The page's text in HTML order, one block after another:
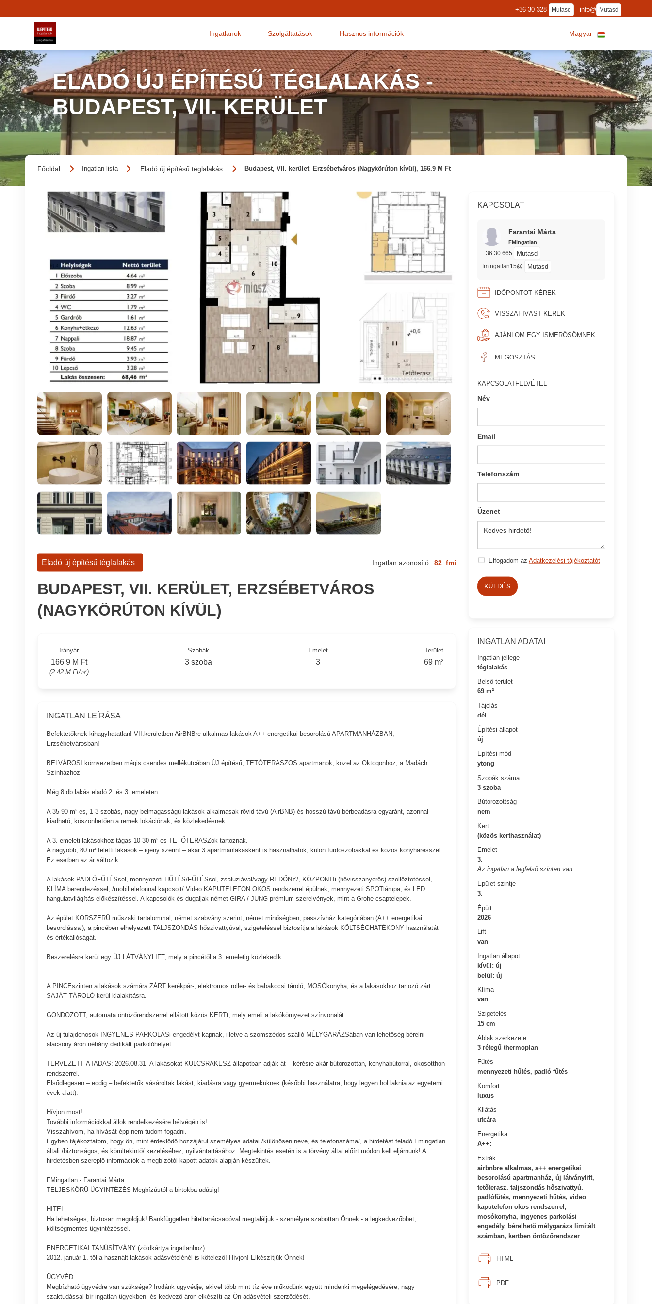
+36-30-328- Mutasd info@ Mutasd
Ingatlanok Szolgáltatások Hasznos információk Magyar
ELADÓ ÚJ ÉPÍTÉSŰ TÉGLALAKÁS -
BUDAPEST, VII. KERÜLET
Főoldal Ingatlan lista Eladó új építésű téglalakás Budapest, VII. kerület, Erzsébetváros (Nagykörúton kívül), 166.9 M Ft
KAPCSOLAT
Farantai Márta
FMingatlan
+36 30 665 Mutasd
fmingatlan15@ Mutasd
IDŐPONTOT KÉREK
VISSZAHÍVÁST KÉREK
AJÁNLOM EGY ISMERŐSÖMNEK
MEGOSZTÁS
KAPCSOLATFELVÉTEL
Név
Email
Telefonszám
Üzenet
Elfogadom az Adatkezelési tájékoztatót
KÜLDÉS
INGATLAN ADATAI
Ingatlan jellege
téglalakás
Belső terület
69 m²
Tájolás
dél
Építési állapot
új
Építési mód
ytong
Szobák száma
3 szoba
Bútorozottság
nem
Kert
(közös kerthasználat)
Emelet
3.
Az ingatlan a legfelső szinten van.
Épület szintje
3.
Épült
2026
Lift
van
Ingatlan állapot
kívül: új
belül: új
Klíma
van
Szigetelés
15 cm
Ablak szerkezete
3 rétegű thermoplan
Fűtés
mennyezeti hűtés, padló fűtés
Komfort
luxus
Kilátás
utcára
Energetika
A++:
Extrák
airbnbre alkalmas, a++ energetikai
besorolású apartmanház, új látványlift,
tetőterasz, taljszondás hőszivattyú,
padlófűtés, mennyezeti hűtés, video
kaputelefon okos rendszerrel,
mosókonyha, ingyenes parkolási
engedély, bérelhető mélygarázs limitált
számban, kertben öntözőrendszer
HTML
PDF
Eladó új építésű téglalakás Ingatlan azonosító: 82_fmi
BUDAPEST, VII. KERÜLET, ERZSÉBETVÁROS
(NAGYKÖRÚTON KÍVÜL)
Irányár
166.9 M Ft
(2.42 M Ft/㎡)
Szobák
3 szoba
Emelet
3
Terület
69 m²
INGATLAN LEÍRÁSA
Befektetőknek kihagyhatatlan! VII.kerületben AirBNBre alkalmas lakások A++ energetikai besorolású APARTMANHÁZBAN,
Erzsébetvárosban!
BELVÁROSI környezetben mégis csendes mellékutcában ÚJ építésű, TETŐTERASZOS apartmanok, közel az Oktogonhoz, a Madách
Színházhoz.
Még 8 db lakás eladó 2. és 3. emeleten.
A 35-90 m²-es, 1-3 szobás, nagy belmagasságú lakások alkalmasak rövid távú (AirBNB) és hosszú távú bérbeadásra egyaránt, azonnal
kiadható, köszönhetően a remek lokációnak, és közlekedésnek.
A 3. emeleti lakásokhoz tágas 10-30 m²-es TETŐTERASZok tartoznak.
A nagyobb, 80 m² feletti lakások – igény szerint – akár 3 apartmanlakásként is használhatók, külön fürdőszobákkal és közös konyharésszel.
Ez esetben az ár változik.
A lakások PADLÓFŰTÉSsel, mennyezeti HŰTÉS/FŰTÉSsel, zsaluziával/vagy REDŐNY/, KÖZPONTIi (hővisszanyerős) szellőztetéssel,
KLÍMA berendezéssel, /mobiltelefonnal kapcsolt/ Video KAPUTELEFON OKOS rendszerrel épülnek, mennyezeti SPOTlámpa, és LED
hangulatvilágítás előkészítéssel. A kapcsolók és dugaljak német GIRA / JUNG prémium szerelvények, mint a Grohe csaptelepek.
Az épület KORSZERŰ műszaki tartalommal, német szabvány szerint, német minőségben, passzívház kategóriában (A++ energetikai
besorolással), a pincében elhelyezett TALJSZONDÁS hőszivattyúval, szigeteléssel biztosítja a lakások KÖLTSÉGHATÉKONY használatát
és értékállóságát.
Beszerelésre kerül egy ÚJ LÁTVÁNYLIFT, mely a pincétől a 3. emeletig közlekedik.
A PINCEszinten a lakások számára ZÁRT kerékpár-, elektromos roller- és babakocsi tároló, MOSÓkonyha, és a lakásokhoz tartozó zárt
SAJÁT TÁROLÓ kerül kialakításra.
GONDOZOTT, automata öntözőrendszerrel ellátott közös KERTt, mely emeli a lakókörnyezet színvonalát.
Az új tulajdonosok INGYENES PARKOLÁSi engedélyt kapnak, illetve a szomszédos szálló MÉLYGARÁZSában van lehetőség bérelni
alacsony áron néhány dedikált parkolóhelyet.
TERVEZETT ÁTADÁS: 2026.08.31. A lakásokat KULCSRAKÉSZ állapotban adják át – kérésre akár bútorozottan, konyhabútorral, okosotthon
rendszerrel.
Elsődlegesen – eddig – befektetők vásároltak lakást, kiadásra vagy gyermeküknek (későbbi használatra, hogy legyen hol laknia az egyetemi
évek alatt).
Hívjon most!
További információkkal állok rendelkezésére hétvégén is!
Visszahívom, ha hívását épp nem tudom fogadni.
Egyben tájékoztatom, hogy ön, mint érdeklődő hozzájárul személyes adatai /különösen neve, és telefonszáma/, a hirdetést feladó Fmingatlan
általi /biztonságos, és körültekintő/ kezeléséhez, nyilvántartásához. Megtekintés esetén is a törvény által előírt módon kell eljárnunk! A
hirdetésben szereplő információk a megbízótól kapott adatok alapján készültek.
FMingatlan - Farantai Márta
TELJESKÖRŰ ÜGYINTÉZÉS Megbízástól a birtokba adásig!
HITEL
Ha lehetséges, biztosan megoldjuk! Bankfüggetlen hiteltanácsadóval megtaláljuk - személyre szabottan Önnek - a legkedvezőbbet,
költségmentes ügyintézéssel.
ENERGETIKAI TANÚSÍTVÁNY (zöldkártya ingatlanhoz)
2012. január 1.-től a használt lakások adásvételénél is kötelező! Hívjon! Elkészítjük Önnek!
ÜGYVÉD
Megbízható ügyvédre van szüksége? Irodánk ügyvédje, akivel több mint tíz éve működünk együtt mindenki megelégedésére, nagy
szaktudással bír ingatlan ügyekben, és kedvező áron elkészíti az Ön adásvételi szerződését.